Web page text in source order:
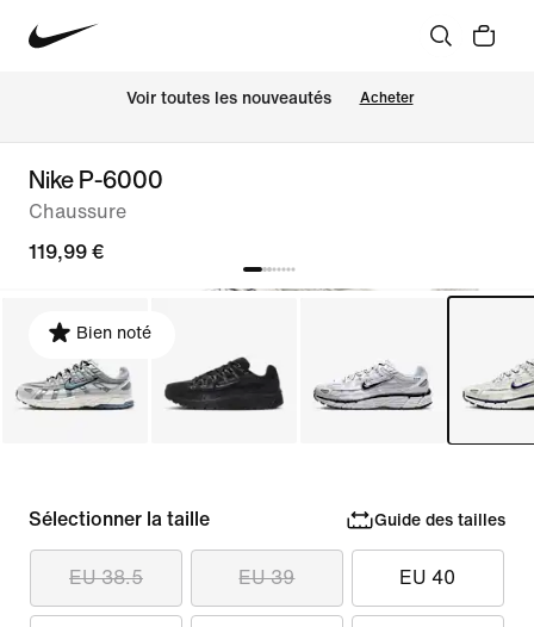
Voir toutes les nouveautés Acheter
Nike P-6000
Chaussure
119,99 €
Bien noté
Sélectionner la taille Guide des tailles
EU 38.5 EU 39 EU 40